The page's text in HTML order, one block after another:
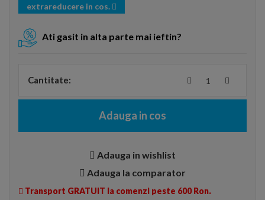
extrareducere in cos.
Ati gasit in alta parte mai ieftin?
Cantitate:
Adauga in cos
Adauga in wishlist
Adauga la comparator
Transport GRATUIT la comenzi peste 600 Ron.